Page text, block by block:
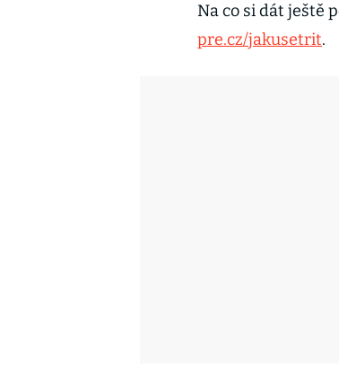
Na co si dát ještě
pre.cz/jakusetrit.